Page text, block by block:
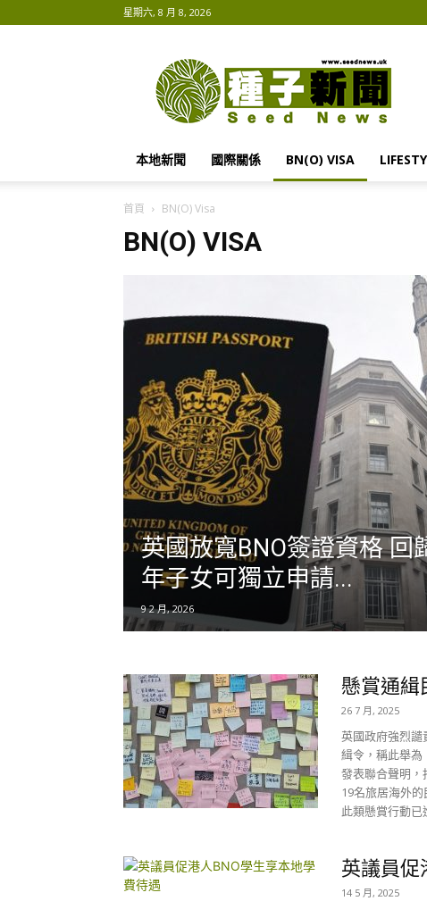
星期六, 8 月 8, 2026
子
新
聞
News
本地新聞 國際關係 BN(O) VISA
首頁 BN(O) Visa
BN(O) VISA
英國放寬BNO簽證資格 回
年子女可獨立申請...
9 2 月, 2026
懸賞通緝
26 7 月, 2025
英國政府強烈譴
緝令，稱此舉為
發表聯合聲明，
19名旅居海外
此類懸賞行動已
英議員促
14 5 月, 2025